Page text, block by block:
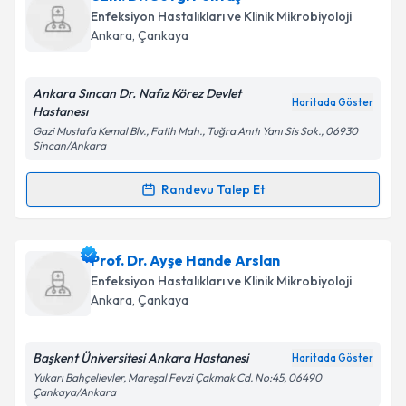
Takvim Talebini Gönder
oluşturun. Size bu uzmandan randevu almanız için bir
takvim hazırlandığında e-posta ile bilgilendireceğiz.
Metni'ni okudum ve kişisel verilerimin belirtilen
kapsamda işlenmesini kabul ediyorum.
Enfeksiyon Hastalıkları ve Klinik Mikrobiyoloji
Ankara, Çankaya
Ankara Sıncan Dr. Nafız Körez Devlet
Hastanesı
Haritada Göster
Gazi Mustafa Kemal Blv., Fatih Mah., Tuğra Anıtı Yanı Sis Sok., 06930
Sincan/Ankara
Randevu Talep Et
Randevu Takvimi Talebi
Uzm. Dr. Sevgi Pektaşiçin randevu takvimi talebi
oluşturun. Size bu uzmandan randevu almanız için bir
takvim hazırlandığında e-posta ile bilgilendireceğiz.
Prof. Dr. Ayşe Hande Arslan
Enfeksiyon Hastalıkları ve Klinik Mikrobiyoloji
Ankara, Çankaya
Başkent Üniversitesi Ankara Hastanesi Haritada Göster
Yukarı Bahçelievler, Mareşal Fevzi Çakmak Cd. No:45, 06490
Çankaya/Ankara